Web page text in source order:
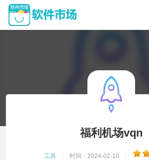
福利机场vqn
工具 时间：2024-02-10